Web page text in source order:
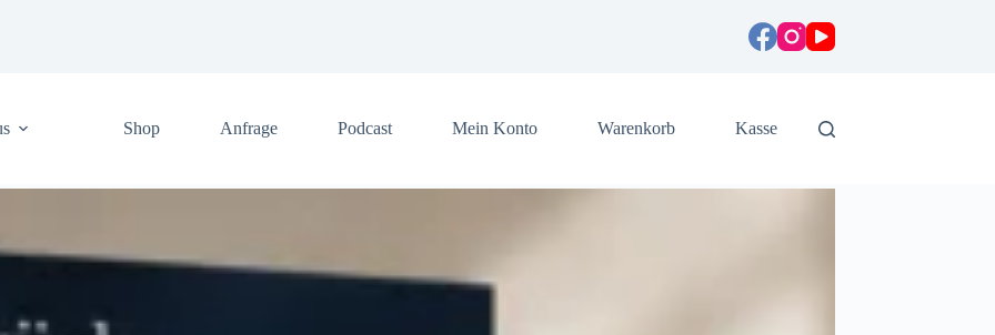
Shop Anfrage Podcast Mein Konto Warenkorb
Kasse